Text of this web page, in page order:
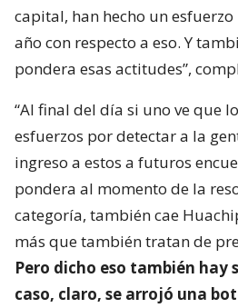
capital, han hecho un
año con respecto a eso. Y
pondera esas actitudes”,
“Al final del día si uno ve que
esfuerzos por detectar a la
ingreso a estos a futuros
pondera al momento de la
categoría, también cae
más que también tratan de
Pero dicho eso también hay
caso, claro, se arrojó una